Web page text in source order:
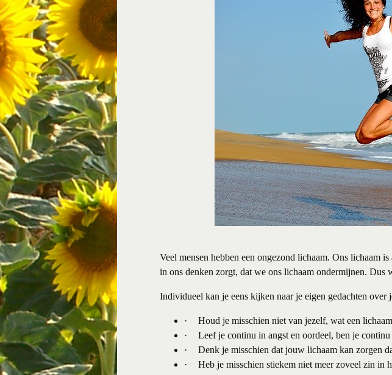
Veel mensen hebben een ongezond lichaam. Ons lichaam
in ons denken zorgt, dat we ons lichaam ondermijnen. Dus
Individueel kan je eens kijken naar je eigen gedachten over
·
Houd je misschien niet van jezelf, wat een
·
Leef je continu in angst en oordeel, ben je
·
Denk je misschien dat jouw lichaam kan zorgen
·
Heb je misschien stiekem niet meer zoveel zin in